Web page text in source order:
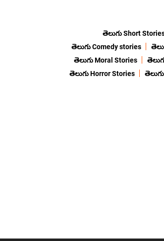
తెలుగు Short
తెలుగు Comedy stories
తెలుగు Moral Stories
తెలుగు Horror Stories